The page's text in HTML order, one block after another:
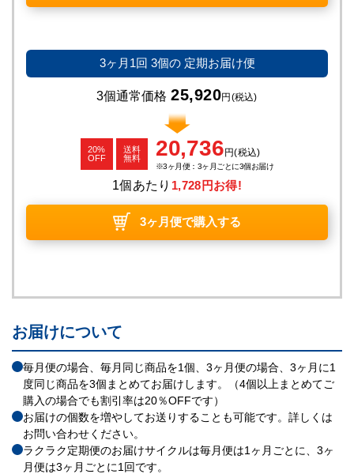
3ヶ月1回 3個の定期お届け便
3個通常価格 25,920円(税込)
20%
OFF
送料
無料
20,736円(税込)
3ヶ月便：3ヶ月ごとに3個お届け
1個あたり 1,728円お得!
3ヶ月便で購入する
お届けについて
毎月便の場合、毎月同じ商品を1個、3ヶ月便の場合、3ヶ月に1
度同じ商品を3個まとめてお届けします。（4個以上まとめてご
購入の場合でも割引率は20％OFFです）
お届けの個数を増やしてお送りすることも可能です。詳しくは
お問い合わせください。
ラクラク定期便のお届けサイクルは毎月便は1ヶ月ごとに、3ヶ
月便は3ヶ月ごとに1回です。